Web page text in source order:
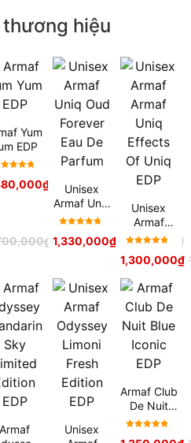
hiệu
₫
Yum
EDP
hạng5
1,700,000
₫
Unisex
Armaf Uniq
Oud
Eau De
hạng5
1,700,000 ₫
1,330,000₫
Unisex
Armaf
Armaf Uniq
Uniq EDP
hạng5
1,300,000₫
Armaf
Unisex
Armaf Club
De Nuit
Blue Iconic